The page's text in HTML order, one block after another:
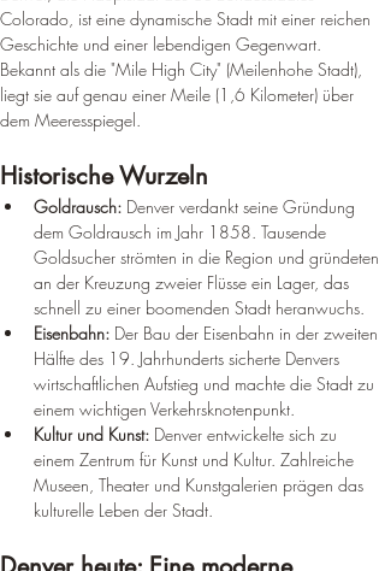
Colorado, ist eine dynamische Stadt mit einer reichen
Geschichte und einer lebendigen Gegenwart.
Bekannt als die "Mile High City" (Meilenhohe Stadt),
liegt sie auf genau einer Meile (1,6 Kilometer) über
dem Meeresspiegel.
Historische Wurzeln
Goldrausch: Denver verdankt seine Gründung
dem Goldrausch im Jahr 1858. Tausende
Goldsucher strömten in die Region und gründeten
an der Kreuzung zweier Flüsse ein Lager, das
schnell zu einer boomenden Stadt heranwuchs.
Eisenbahn: Der Bau der Eisenbahn in der zweiten
Hälfte des 19. Jahrhunderts sicherte Denvers
wirtschaftlichen Aufstieg und machte die Stadt zu
einem wichtigen Verkehrsknotenpunkt.
Kultur und Kunst: Denver entwickelte sich zu
einem Zentrum für Kunst und Kultur. Zahlreiche
Museen, Theater und Kunstgalerien prägen das
kulturelle Leben der Stadt.